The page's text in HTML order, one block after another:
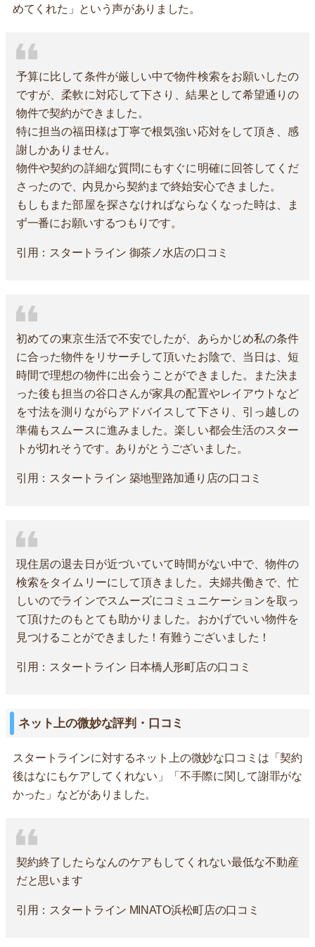
めてくれた」という声がありました。
予算に比して条件が厳しい中で物件検索をお願いしたの
ですが、柔軟に対応して下さり、結果として希望通りの
物件で契約ができました。
特に担当の福田様は丁寧で根気強い応対をして頂き、感
謝しかありません。
物件や契約の詳細な質問にもすぐに明確に回答してくだ
さったので、内見から契約まで終始安心できました。
もしもまた部屋を探さなければならなくなった時は、ま
ず一番にお願いするつもりです。
引用：スタートライン 御茶ノ水店の口コミ
初めての東京生活で不安でしたが、あらかじめ私の条件
に合った物件をリサーチして頂いたお陰で、当日は、短
時間で理想の物件に出会うことができました。また決ま
った後も担当の谷口さんが家具の配置やレイアウトなど
を寸法を測りながらアドバイスして下さり、引っ越しの
準備もスムースに進みました。楽しい都会生活のスター
トが切れそうです。ありがとうございました。
引用：スタートライン 築地聖路加通り店の口コミ
現住居の退去日が近づいていて時間がない中で、物件の
検索をタイムリーにして頂きました。夫婦共働きで、忙
しいのでラインでスムーズにコミュニケーションを取っ
て頂けたのもとても助かりました。おかげでいい物件を
見つけることができました！有難うございました！
引用：スタートライン 日本橋人形町店の口コミ
ネット上の微妙な評判・口コミ
スタートラインに対するネット上の微妙な口コミは「契約
後はなにもケアしてくれない」「不手際に関して謝罪がな
かった」などがありました。
契約終了したらなんのケアもしてくれない最低な不動産
だと思います
引用：スタートライン MINATO浜松町店の口コミ